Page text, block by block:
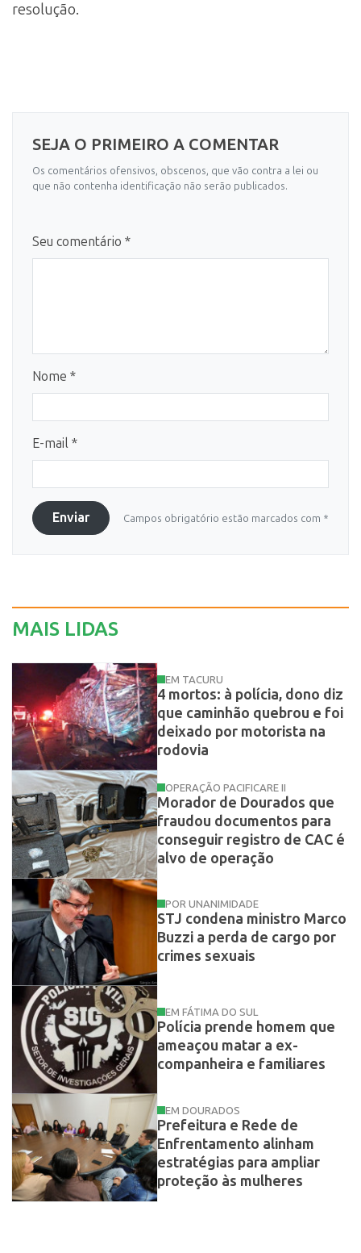
resolução.
SEJA O PRIMEIRO A COMENTAR
Os comentários ofensivos, obscenos, que vão contra a lei ou
que não contenha identificação não serão publicados.
Seu comentário *
Nome *
E-mail *
Enviar Campos obrigatório estão marcados com *
MAIS LIDAS
EM TACURU
4 mortos: à polícia, dono diz
que caminhão quebrou e foi
deixado por motorista na
rodovia
OPERAÇÃO PACIFICARE II
Morador de Dourados que
fraudou documentos para
conseguir registro de CAC é
alvo de operação
POR UNANIMIDADE
STJ condena ministro Marco
Buzzi a perda de cargo por
crimes sexuais
EM FÁTIMA DO SUL
Polícia prende homem que
ameaçou matar a ex-
companheira e familiares
EM DOURADOS
Prefeitura e Rede de
Enfrentamento alinham
estratégias para ampliar
proteção às mulheres